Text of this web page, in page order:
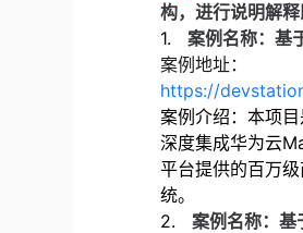
构，进行说明解释
1.
案例名称：基
案例地址：
https://
案例介绍：本项
深度集成华为云
平台提供的百万
统。
2.
案例名称：基